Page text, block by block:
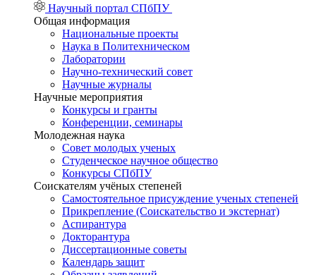
Научный портал СПбПУ
Общая информация
Национальные проекты
Наука в Политехническом
Лаборатории
Научно-технический совет
Научные журналы
Научные мероприятия
Конкурсы и гранты
Конференции, семинары
Молодежная наука
Совет молодых ученых
Студенческое научное общество
Конкурсы СПбПУ
Соискателям учёных степеней
Самостоятельное присуждение ученых степеней
Прикрепление (Соискательство и экстернат)
Аспирантура
Докторантура
Диссертационные советы
Календарь защит